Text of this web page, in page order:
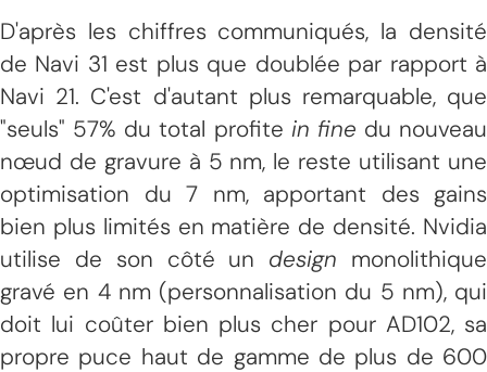
D'après les chiffres communiqués, la densité
de Navi 31 est plus que doublée par rapport à
Navi 21. C'est d'autant plus remarquable, que
"seuls" 57% du total profite in fine du nouveau
nœud de gravure à 5 nm, le reste utilisant une
optimisation du 7 nm, apportant des gains
bien plus limités en matière de densité. Nvidia
utilise de son côté un design monolithique
gravé en 4 nm (personnalisation du 5 nm), qui
doit lui coûter bien plus cher pour AD102, sa
propre puce haut de gamme de plus de 600